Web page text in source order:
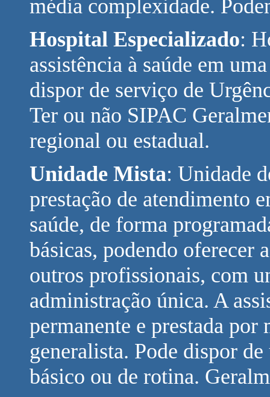
média complexidade.
Hospital Especializado:
assistência à saúde em
dispor de serviço de
Ter ou não SIPAC
regional ou estadual.
Unidade Mista: Unidade
prestação de atendimento
saúde, de forma
básicas, podendo oferecer
outros profissionais, com
administração única. A
permanente e prestada por
generalista. Pode dispor
básico ou de rotina.